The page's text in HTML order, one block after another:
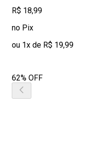
R$ 18,99
no Pix
ou 1x de R$ 19,99
62% OFF